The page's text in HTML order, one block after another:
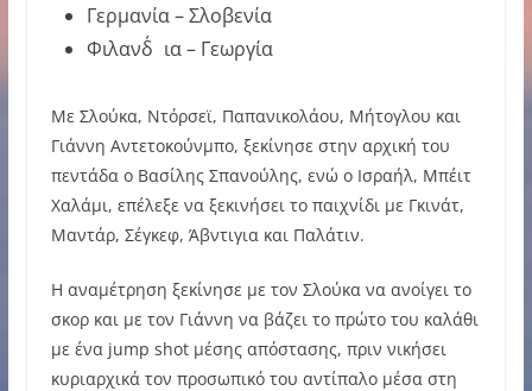
Γερμανία – Σλοβενία
Φιλανδ΄ια – Γεωργία
Με Σλούκα, Ντόρσεϊ, Παπανικολάου, Μήτογλου και
Γιάννη Αντετοκούνμπο, ξεκίνησε στην αρχική του
πεντάδα ο Βασίλης Σπανούλης, ενώ ο Ισραήλ, Μπέιτ
Χαλάμι, επέλεξε να ξεκινήσει το παιχνίδι με Γκινάτ,
Μαντάρ, Σέγκεφ, Άβντιγια και Παλάτιν.
Η αναμέτρηση ξεκίνησε με τον Σλούκα να ανοίγει το
σκορ και με τον Γιάννη να βάζει το πρώτο του καλάθι
με ένα jump shot μέσης απόστασης, πριν νικήσει
κυριαρχικά τον προσωπικό του αντίπαλο μέσα στη